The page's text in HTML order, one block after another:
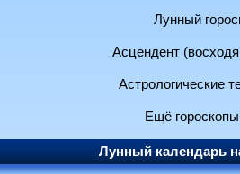
Лунный
Асцендент
Астрологические
Ещё
Лунный календарь